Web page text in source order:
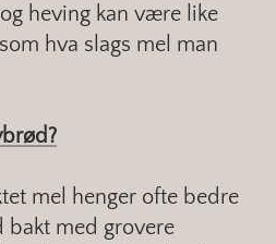
heving kan være like
hva slags mel man
mel henger ofte bedre
bakt med grovere